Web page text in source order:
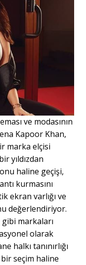
ve modasının
Kapoor Khan,
marka elçisi
yıldızdan
haline geçişi,
kurmasını
ekran varlığı ve
değerlendiriyor.
markaları
olarak
halkı tanınırlığı
seçim haline